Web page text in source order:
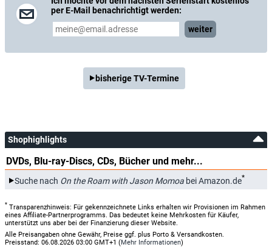
per E-Mail benachrichtigt werden:
weiter
bisherige TV-Termine
Shophighlights
DVDs, Blu-ray-Discs, CDs, Bücher und mehr...
Suche nach On the Roam with Jason Momoa bei Amazon.de*
* Transparenzhinweis: Für gekennzeichnete Links erhalten wir Provisionen im Rahmen
eines Affiliate-Partnerprogramms. Das bedeutet keine Mehrkosten für Käufer,
unterstützt uns aber bei der Finanzierung dieser Website.
Alle Preisangaben ohne Gewähr, Preise ggf. plus Porto & Versandkosten.
Preisstand: 06.08.2026 03:00 GMT+1 (Mehr Informationen)